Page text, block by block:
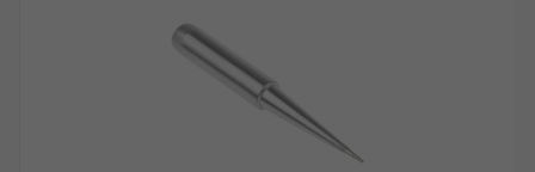
Fattori da valutare nella scelta
La selezione della punta per saldatore a stagno
corretta richiede attenzione a parametri precisi: